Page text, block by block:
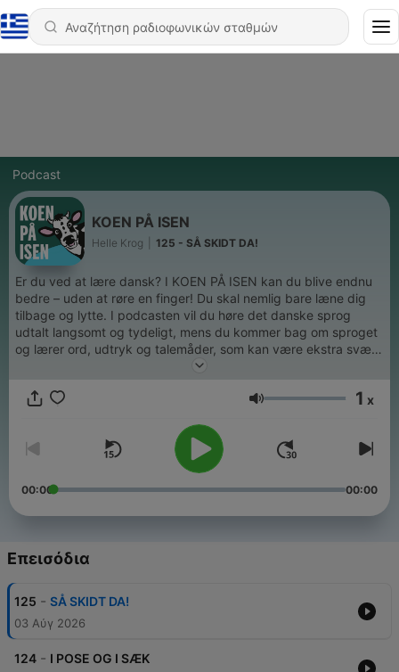
Podcast
KOEN PÅ ISEN
Helle Krog 125 - SÅ SKIDT DA!
Er du ved at lære dansk? I KOEN PÅ ISEN kan du blive endnu
bedre – uden at røre en finger! Du skal nemlig bare læne dig
tilbage og lytte. I podcasten vil du høre det danske sprog
udtalt langsomt og tydeligt, mens du kommer bag om sproget
og lærer ord, udtryk og talemåder, som kan være ekstra svære
at forstå for udlændinge/ikke-dansksprogede. F.eks. vil du
ikke drikker kaffe, eller tager benene på nakken, selvom de
nemmere at forstå dansk – det bliver også sjovere.
Ένταση 1 x
00:00 00:00
Επεισόδια
125 - SÅ SKIDT DA!
03 Αύγ 2026
124 - I POSE OG I SÆK